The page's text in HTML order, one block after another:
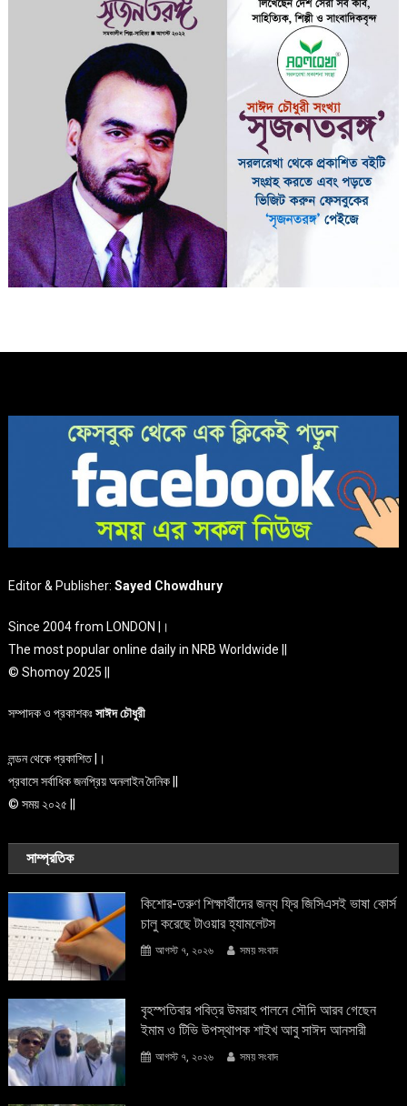
Editor & Publisher:Sayed Chowdhury
Since 2004 from LONDON |।
The most popular online daily in NRB Worldwide ||
© Shomoy 2025 ||
সম্পাদক ও প্রকাশকঃসাঈদ চৌধুরী
লন্ডন থেকে প্রকাশিত |।
প্রবাসে সর্বাধিক জনপ্রিয় অনলাইন দৈনিক ||
© সময় ২০২৫ ||
সাম্প্রতিক
কিশোর-তরুণ শিক্ষার্থীদের জন্য ফ্রি জিসিএসই ভাষা কোর্স
চালু করেছে টাওয়ার হ্যামলেটস
আগস্ট ৭, ২০২৬ সময় সংবাদ
বৃহস্পতিবার পবিত্র উমরাহ পালনে সৌদি আরব গেছেন
ইমাম ও টিভি উপস্থাপক শাইখ আবু সাঈদ আনসারী
আগস্ট ৭, ২০২৬ সময় সংবাদ